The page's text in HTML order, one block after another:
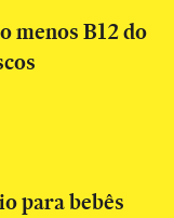
menos B12 do
para bebês